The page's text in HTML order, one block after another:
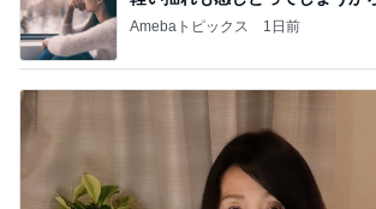
Amebaトピックス 1日前